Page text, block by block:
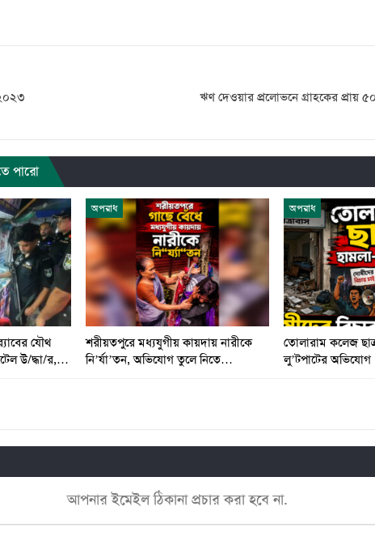
ঋণ দেওয়ার প্রলোভনে গ্রাহকের প্রায়
পারো
যৌথ
উ/দ্ধা/র,…
অপরাধ
শরীয়তপুরে মধ্যযুগীয় কায়দায় নারীকে
নি’র্যা’তন, অভিযোগ তুলে নিতে…
অপরাধ
তোলারাম কলেজ
লু’টপাটের অভিযোগ
আপনার ইমেইল ঠিকানা প্রচার করা হবে না.